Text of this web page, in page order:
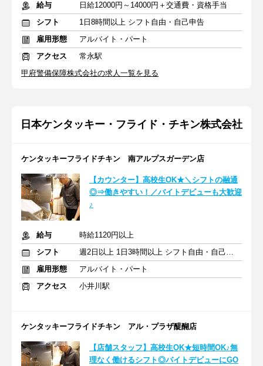
給与
日給12000円～14000円＋交通費・資格手当
シフト
1日8時間以上 シフト自由・自己申告
雇用形態
アルバイト・パート
アクセス
常永駅
甲府警備保障株式会社の求人一覧を見る
日本ケンタッキー・フライド・チキン株式会社
ケンタッキーフライドチキン 南アルプスガーデン店
【カウンター】高校生OK★＼シフトの融通
◎⇒働きやすい！／バイトデビューも大歓迎
♪
給与
時給1120円以上
シフト
週2日以上 1日3時間以上 シフト自由・自己申告
雇用形態
アルバイト・パート
アクセス
小井川駅
ケンタッキーフライドチキン アル・プラザ醍醐店
【店舗スタッフ】高校生OK★短時間OK♪無
理なく働けるシフト◎バイトデビューにGO